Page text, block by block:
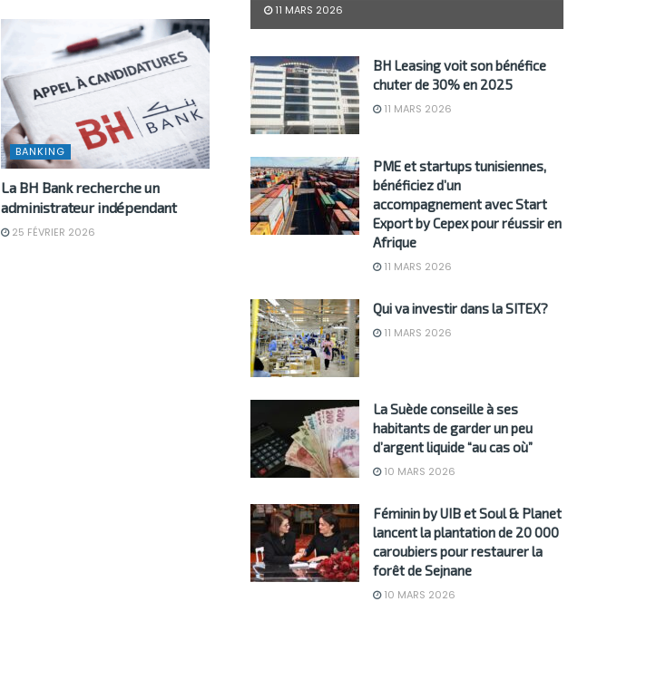
BANKING
La BH Bank recherche un
administrateur indépendant
25 FÉVRIER 2026
11 MARS 2026
BH Leasing voit son bénéfice
chuter de 30% en 2025
11 MARS 2026
PME et startups tunisiennes,
bénéficiez d’un
accompagnement avec Start
Export by Cepex pour réussir en
Afrique
11 MARS 2026
Qui va investir dans la SITEX?
11 MARS 2026
La Suède conseille à ses
habitants de garder un peu
d’argent liquide “au cas où”
10 MARS 2026
Féminin by UIB et Soul & Planet
lancent la plantation de 20 000
caroubiers pour restaurer la
forêt de Sejnane
10 MARS 2026